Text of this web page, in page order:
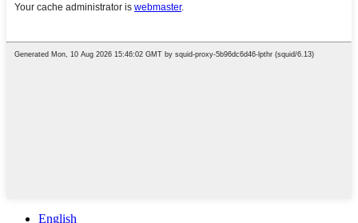
English